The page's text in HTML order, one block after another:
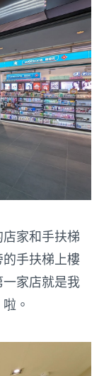
家和手扶梯
手扶梯上樓
家店就是我
啦。